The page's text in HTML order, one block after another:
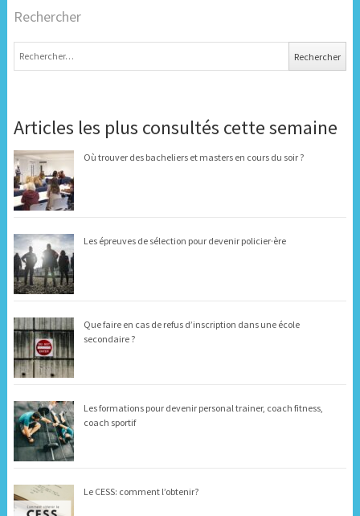
Rechercher
Articles les plus consultés cette semaine
Où trouver des bacheliers et masters en cours du soir ?
Les épreuves de sélection pour devenir policier·ère
Que faire en cas de refus d’inscription dans une école
secondaire ?
Les formations pour devenir personal trainer, coach fitness,
coach sportif
Le CESS: comment l’obtenir?